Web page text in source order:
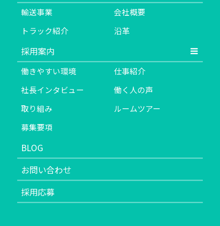
輸送事業
会社概要
トラック紹介
沿革
採用案内
働きやすい環境
仕事紹介
社長インタビュー
働く人の声
取り組み
ルームツアー
募集要項
BLOG
お問い合わせ
採用応募